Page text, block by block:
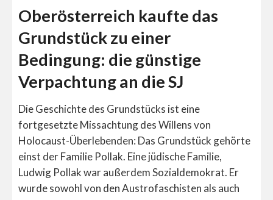
Oberösterreich kaufte das
Grundstück zu einer
Bedingung: die günstige
Verpachtung an die SJ
Die Geschichte des Grundstücks ist eine
fortgesetzte Missachtung des Willens von
Holocaust-Überlebenden: Das Grundstück gehörte
einst der Familie Pollak. Eine jüdische Familie,
Ludwig Pollak war außerdem Sozialdemokrat. Er
wurde sowohl von den Austrofaschisten als auch